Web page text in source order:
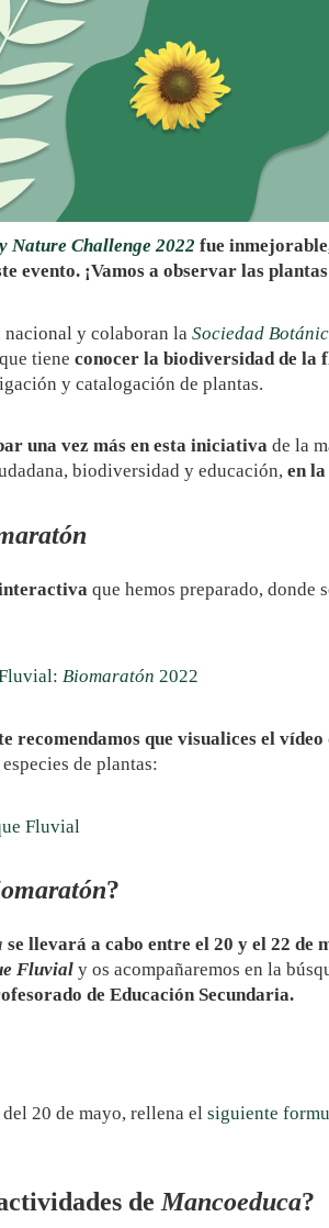
Nature Challenge 2022 fue
evento. ¡Vamos a observar las
nacional y colaboran la Sociedad
tiene conocer la biodiversidad de la
y catalogación de plantas.
una vez más en esta iniciativa de la
biodiversidad y educación, en
que hemos preparado, donde
Biomaratón 2022
recomendamos que visualices el
de plantas:
Fluvial
?
se llevará a cabo entre el 20 y el 22 de
Fluvial y os acompañaremos en la
de Educación Secundaria.
20 de mayo, rellena el siguiente
deMancoeduca?